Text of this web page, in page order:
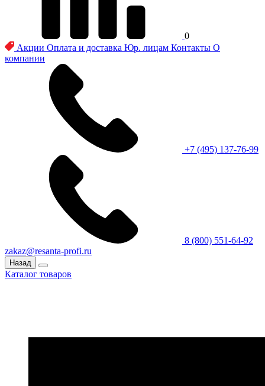
0
Акции Оплата и доставка Юр. лицам Контакты О
компании
+7 (495) 137-76-99
8 (800) 551-64-92
zakaz@resanta-profi.ru
Назад
Каталог товаров